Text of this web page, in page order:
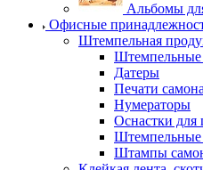
Альбомы
Офисные
Штемпельная
Штемпельные
Датеры
Печати
Нумераторы
Оснастки для
Штампы